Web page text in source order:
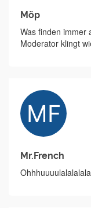
Möp
Was finden immer
Moderator klingt
Mr.French